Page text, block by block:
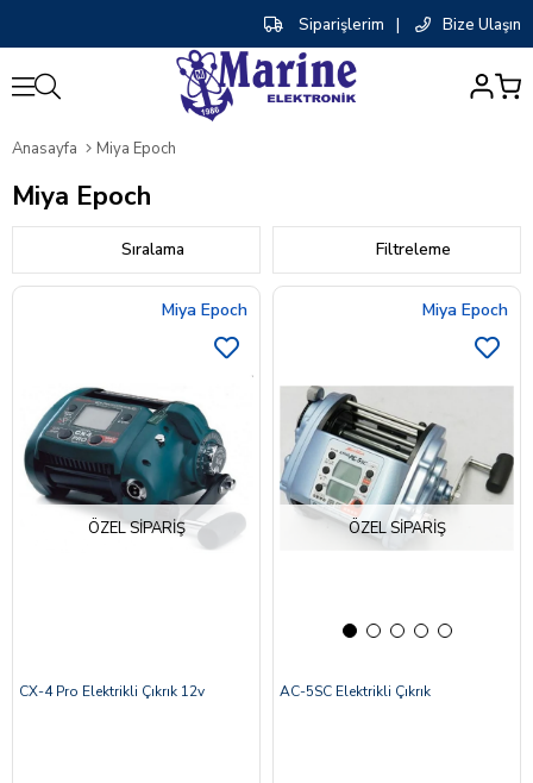
Siparişlerim | Bize Ulaşın
Anasayfa Miya Epoch
Miya Epoch
Filtreleme
Sıralama
ÖZEL SIPARIŞ
Miya Epoch
CX-4 Pro Elektrikli Çıkrık 12v
ÖZEL SIPARIŞ
Miya Epoch
AC-5SC Elektrikli Çıkrık